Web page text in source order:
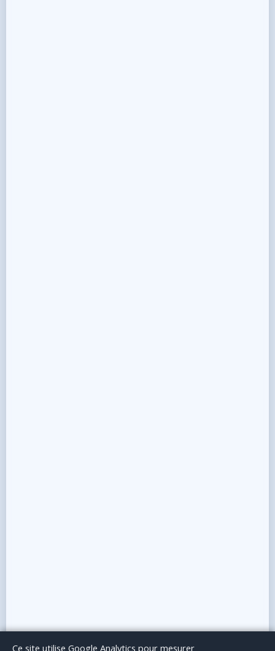
Le BlogPublicité Articles invitésMentions Légales
Ce site utilise Google Analytics pour mesurer